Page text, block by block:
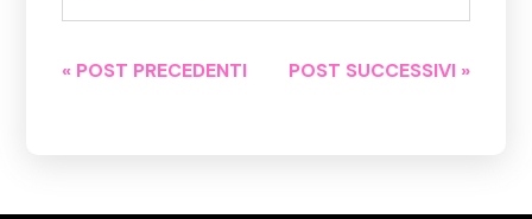
« POST PRECEDENTI POST SUCCESSIVI »